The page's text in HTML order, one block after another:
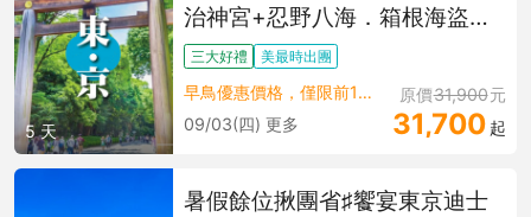
5 天
治神宮+忍野八海．箱根海盜
船．御殿場OUTLET．富士溫泉
螃蟹 5 天
三大好禮 美最時出團
早鳥優惠價格，僅限前10名旅客 原價31,900元
09/03(四) 更多
31,700 起
暑假餘位揪團省♯饗宴東京迪士